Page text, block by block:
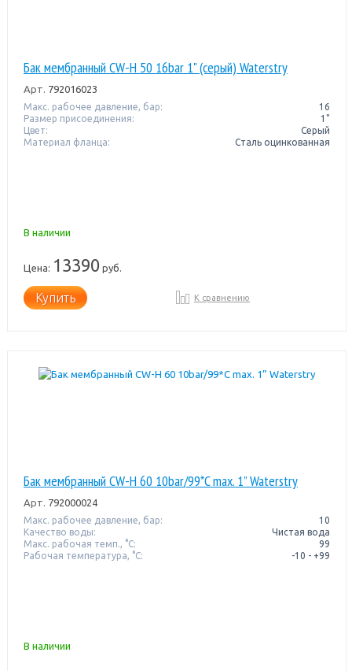
Бак мембранный CW-Н 50 16bar 1" (серый) Waterstry
Арт. 792016023
Макс. рабочее давление, бар:
16
Размер присоединения:
1"
Цвет:
Серый
Материал фланца:
Сталь оцинкованная
В наличии
Цена: 13390 руб.
Купить К сравнению
Бак мембранный CW-Н 60 10bar/99*C max. 1” Waterstry
Арт. 792000024
Макс. рабочее давление, бар:
10
Качество воды:
Чистая вода
Макс. рабочая темп., °С:
99
Рабочая температура, °C:
-10 - +99
В наличии